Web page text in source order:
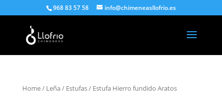
968 83 57 58 info@chimeneasllofrio.es
Home/ Leña/ Estufas/ Estufa Hierro fundido Aratos